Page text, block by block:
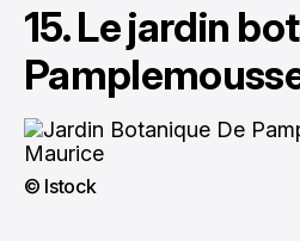
15. Le jardin
© Istock